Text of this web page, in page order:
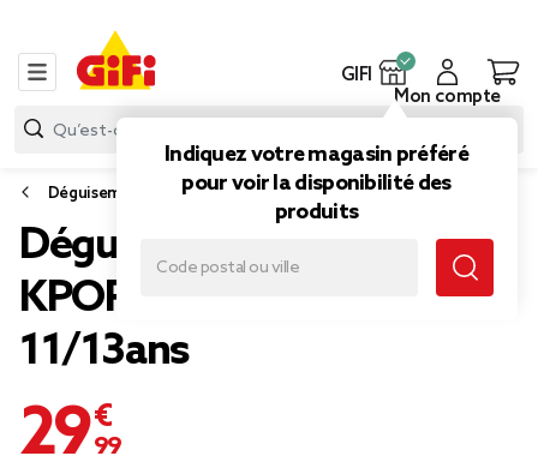
GIFI
Indiquez votre magasin préféré
pour voir la disponibilité des
produits
Mon compte
Déguisement enfant
Déguisement enfant fille
KPOP Rumi jaune
11/13ans
29,99 €